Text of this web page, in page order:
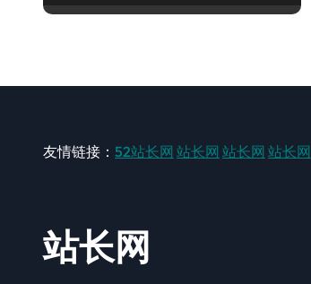
友情链接： 52站长网 站长网 站长网 站长网
站长网